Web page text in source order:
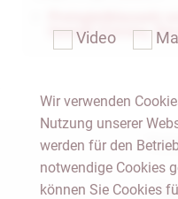
Gewalt (Corona,
Video
Wir verwenden
Nutzung unserer
werden für den
notwendige Cookies
können Sie Cookies